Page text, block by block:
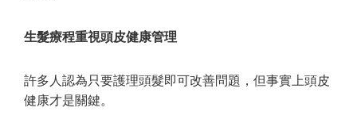
生髮療程重視頭皮健康管理
許多人認為只要護理頭髮即可改善問題，但事實上頭皮
健康才是關鍵。